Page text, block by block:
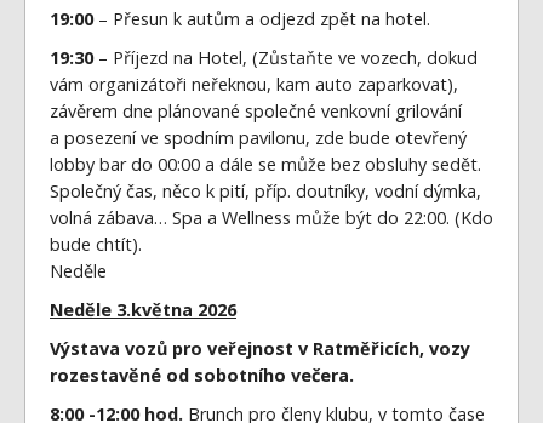
19:00– Přesun k autům a odjezd zpět na hotel.
19:30– Příjezd na Hotel, (Zůstaňte ve vozech, dokud
vám organizátoři neřeknou, kam auto zaparkovat),
závěrem dne plánované společné venkovní grilování
a posezení ve spodním pavilonu, zde bude otevřený
lobby bar do 00:00 a dále se může bez obsluhy sedět.
Společný čas, něco k pití, příp. doutníky, vodní dýmka,
volná zábava… Spa a Wellness může být do 22:00. (Kdo
bude chtít).
Neděle
Neděle 3.května 2026
Výstava vozů pro veřejnost v Ratměřicích, vozy
rozestavěné od sobotního večera.
8:00 -12:00 hod. Brunch pro členy klubu, v tomto čase